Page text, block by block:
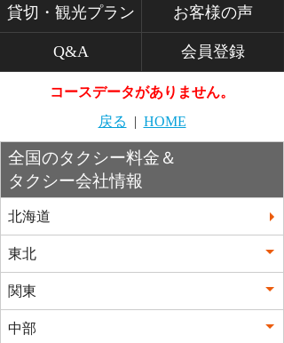
貸切・観光プラン お客様の声
Q&A 会員登録
コースデータがありません。
戻る
HOME
全国のタクシー料金＆
タクシー会社情報
北海道
東北
関東
中部